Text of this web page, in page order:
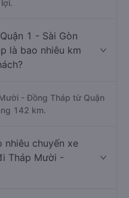
1 - Sài Gòn
là bao nhiêu km
- Đồng Tháp từ Quận
142 km.
nhiêu chuyến xe
Tháp Mười -